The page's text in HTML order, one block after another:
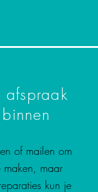
afspraak
of mailen om
maken, maar
kun je